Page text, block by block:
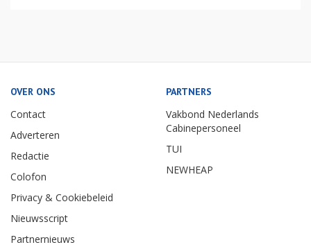
OVER ONS
Contact
Adverteren
Redactie
Colofon
Privacy & Cookiebeleid
Nieuwsscript
Partnernieuws
PARTNERS
Vakbond Nederlands
Cabinepersoneel
TUI
NEWHEAP